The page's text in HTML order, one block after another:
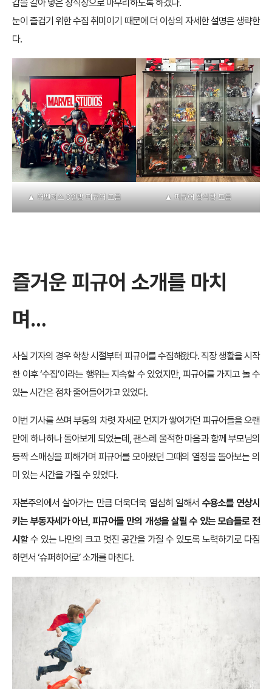
갑을 갈아 넣은 장식장으로 마무리하도록 하겠다.
눈이 즐겁기 위한 수집 취미이기 때문에 더 이상의 자세한 설명은 생략한
다.
▲ 어벤져스 3인방 피규어 모음 ▲ 피규어 장식장 모음
즐거운 피규어 소개를 마치
며…
사실 기자의 경우 학창 시절부터 피규어를 수집해왔다. 직장 생활을 시작
한 이후 ‘수집’이라는 행위는 지속할 수 있었지만, 피규어를 가지고 놀 수
있는 시간은 점차 줄어들어가고 있었다.
이번 기사를 쓰며 부동의 차렷 자세로 먼지가 쌓여가던 피규어들을 오랜
만에 하나하나 돌아보게 되었는데, 괜스레 울적한 마음과 함께 부모님의
등짝 스매싱을 피해가며 피규어를 모아왔던 그때의 열정을 돌아보는 의
미 있는 시간을 가질 수 있었다.
자본주의에서 살아가는 만큼 더욱더욱 열심히 일해서 수용소를 연상시
키는 부동자세가 아닌, 피규어들 만의 개성을 살릴 수 있는 모습들로 전
시 할 수 있는 나만의 크고 멋진 공간을 가질 수 있도록 노력하기로 다짐
하면서 ‘슈퍼히어로’ 소개를 마친다.